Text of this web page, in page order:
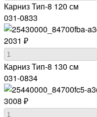
Карниз Тип-8 120 см
031-0833
2031 ₽
Карниз Тип-8 130 см
031-0834
3008 ₽